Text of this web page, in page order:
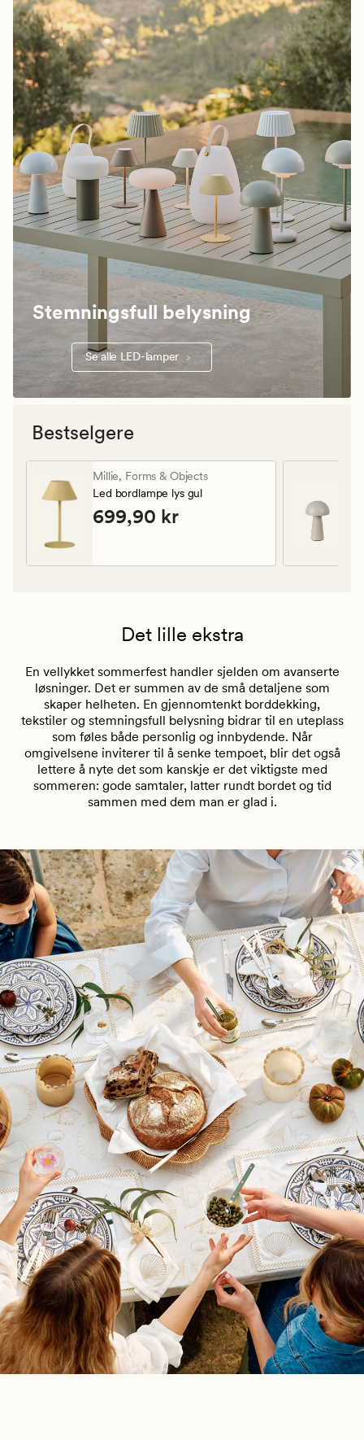
Stemningsfull belysning
Se alle LED-lamper
Bestselgere
Forms & Objects Millie Led bordlampe lys gul. Pris
Millie, Forms & Objects
Led bordlampe lys gul
Pris 699,90 kr
699,90 kr
Det lille ekstra
En vellykket sommerfest handler sjelden om avanserte
løsninger. Det er summen av de små detaljene som
skaper helheten. En gjennomtenkt borddekking,
tekstiler og stemningsfull belysning bidrar til en uteplass
som føles både personlig og innbydende. Når
omgivelsene inviterer til å senke tempoet, blir det også
lettere å nyte det som kanskje er det viktigste med
sommeren: gode samtaler, latter rundt bordet og tid
sammen med dem man er glad i.